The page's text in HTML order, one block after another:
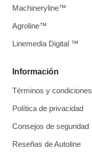
Información
Términos y condiciones
Política de privacidad
Consejos de seguridad
Reseñas de Autoline
Machineryline™
Agroline™
Linemedia Digital ™